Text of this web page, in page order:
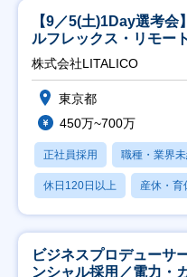
【9／5(土)1Day選考
ルフレックス・リモー
株式会社LITALICO
東京都
450万~700万
正社員採用 職種・業界
休日120日以上 産休・育
ビジネスプロデューサ
ンシャル採用／電力・